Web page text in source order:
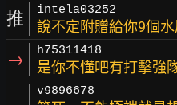
推 intela03252
說不定附贈給你9個
→ h75311418
是你不懂吧有打擊強
v9896678